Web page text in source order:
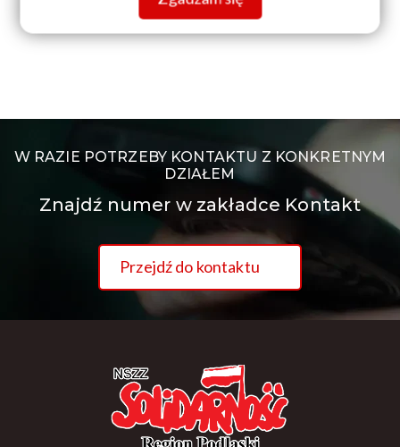
W RAZIE POTRZEBY KONTAKTU Z KONKRETNYM
DZIAŁEM
Znajdź numer w zakładce Kontakt
Przejdź do kontaktu